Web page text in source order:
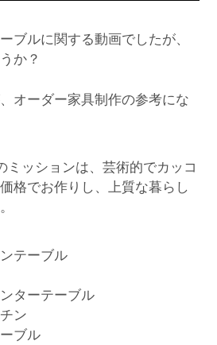
ブルに関する動画でしたが、
か？
オーダー家具制作の参考にな
ミッションは、芸術的でカッコ
格でお作りし、上質な暮らし
テーブル
ターテーブル
ン
ブル